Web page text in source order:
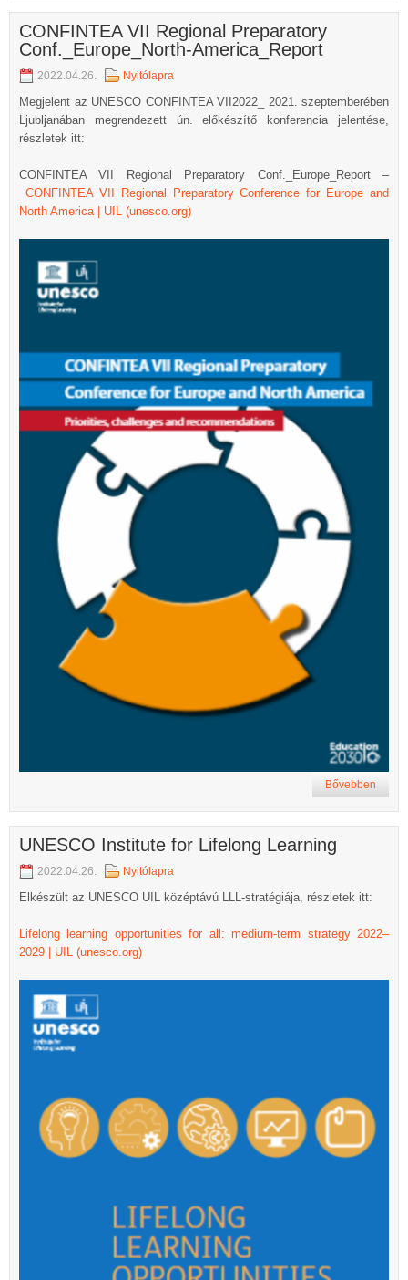
CONFINTEA VII Regional Preparatory
Conf._Europe_North-America_Report
2022.04.26. Nyitólapra
Megjelent az UNESCO CONFINTEA VII2022_ 2021. szeptemberében
Ljubljanában megrendezett ún. előkészítő konferencia jelentése,
részletek itt:
CONFINTEA VII Regional Preparatory Conf._Europe_Report –
CONFINTEA VII Regional Preparatory Conference for Europe and
North America | UIL (unesco.org)
Bővebben
UNESCO Institute for Lifelong Learning
2022.04.26. Nyitólapra
Elkészült az UNESCO UIL középtávú LLL-stratégiája, részletek itt:
Lifelong learning opportunities for all: medium-term strategy 2022–
2029 | UIL (unesco.org)